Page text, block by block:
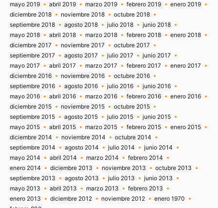
mayo 2019
abril 2019 marzo 2019 febrero 2019
enero 2019
diciembre 2018
noviembre 2018
octubre 2018
septiembre 2018
agosto 2018 julio 2018
junio 2018
mayo 2018
abril 2018 marzo 2018 febrero 2018
enero 2018
diciembre 2017
noviembre 2017
octubre 2017
septiembre 2017
agosto 2017 julio 2017
junio 2017
mayo 2017
abril 2017 marzo 2017 febrero 2017
enero 2017
diciembre 2016
noviembre 2016
octubre 2016
septiembre 2016
agosto 2016 julio 2016
junio 2016
mayo 2016
abril 2016 marzo 2016 febrero 2016
enero 2016
diciembre 2015
noviembre 2015
octubre 2015
septiembre 2015
agosto 2015 julio 2015
junio 2015
mayo 2015
abril 2015 marzo 2015 febrero 2015
enero 2015
diciembre 2014
noviembre 2014
octubre 2014
septiembre 2014
agosto 2014 julio 2014
junio 2014
mayo 2014
abril 2014 marzo 2014
febrero 2014
enero 2014
diciembre 2013 noviembre 2013
octubre 2013
septiembre 2013
agosto 2013 julio 2013
junio 2013
mayo 2013
abril 2013 marzo 2013
febrero 2013
enero 2013
diciembre 2012 noviembre 2012
enero 1970